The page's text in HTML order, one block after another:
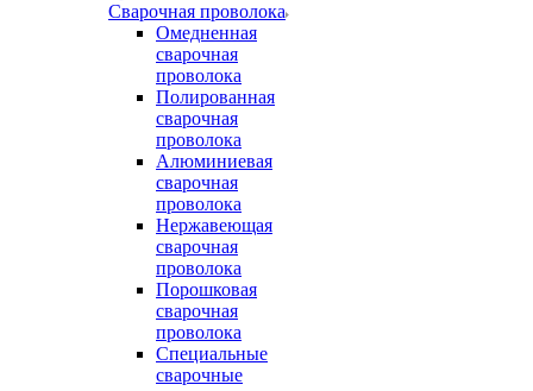
Сварочная проволока
Омедненная
сварочная
проволока
Полированная
сварочная
проволока
Алюминиевая
сварочная
проволока
Нержавеющая
сварочная
проволока
Порошковая
сварочная
проволока
Специальные
сварочные